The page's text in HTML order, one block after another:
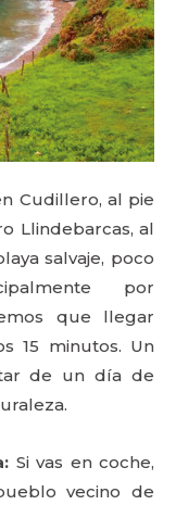
Cudillero, al pie
Llindebarcas, al
salvaje, poco
por
que llegar
15 minutos. Un
de un día de
Si vas en coche,
vecino de